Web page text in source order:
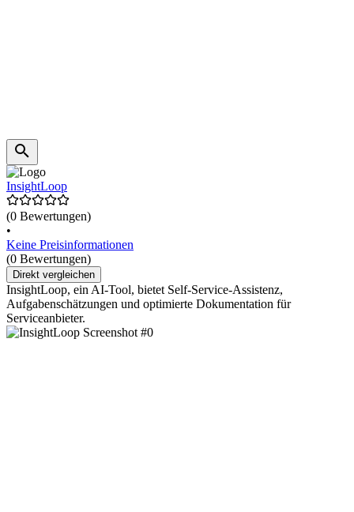
InsightLoop
(0 Bewertungen)
•
Keine Preisinformationen
(0 Bewertungen)
Direkt vergleichen
InsightLoop, ein AI-Tool, bietet Self-Service-Assistenz,
Aufgabenschätzungen und optimierte Dokumentation für
Serviceanbieter.